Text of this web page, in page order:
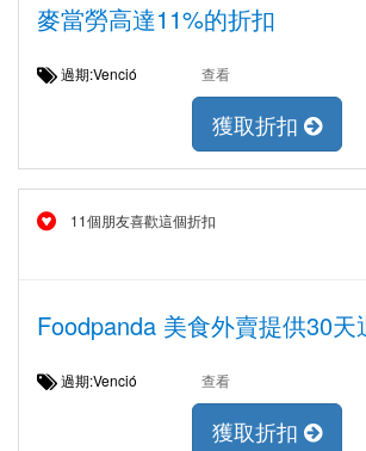
麥當勞高達11%的折扣
過期:Venció 查看
獲取折扣
11個朋友喜歡這個折扣
Foodpanda 美食外賣提供30天
過期:Venció 查看
獲取折扣